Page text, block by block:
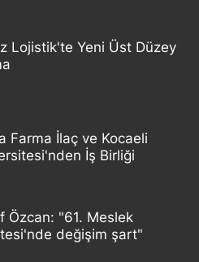
Lojistik'te Yeni Üst Düzey
Farma İlaç ve Kocaeli
İş Birliği
Özcan: "61. Meslek
değişim şart"